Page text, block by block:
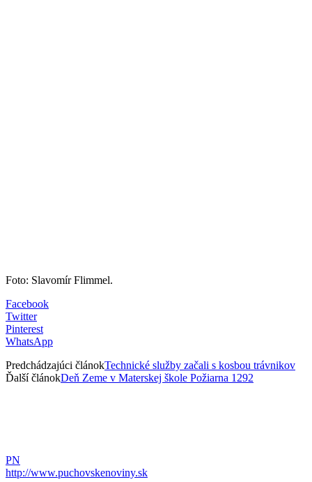
Foto: Slavomír Flimmel.
Facebook
Twitter
Pinterest
WhatsApp
Predchádzajúci článokTechnické služby začali s kosbou trávnikov
Ďalší článokDeň Zeme v Materskej škole Požiarna 1292
PN
http://www.puchovskenoviny.sk